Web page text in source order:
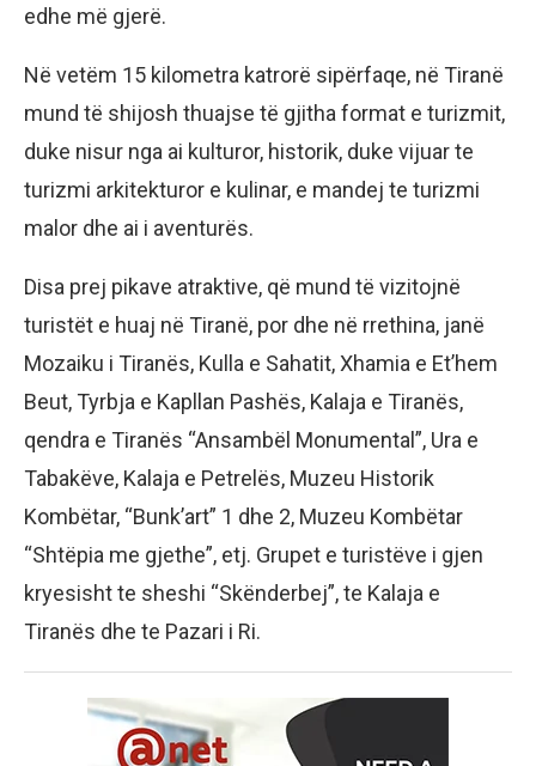
edhe më gjerë.
Në vetëm 15 kilometra katrorë sipërfaqe, në Tiranë
mund të shijosh thuajse të gjitha format e turizmit,
duke nisur nga ai kulturor, historik, duke vijuar te
turizmi arkitekturor e kulinar, e mandej te turizmi
malor dhe ai i aventurës.
Disa prej pikave atraktive, që mund të vizitojnë
turistët e huaj në Tiranë, por dhe në rrethina, janë
Mozaiku i Tiranës, Kulla e Sahatit, Xhamia e Et’hem
Beut, Tyrbja e Kapllan Pashës, Kalaja e Tiranës,
qendra e Tiranës “Ansambël Monumental”, Ura e
Tabakëve, Kalaja e Petrelës, Muzeu Historik
Kombëtar, “Bunk’art” 1 dhe 2, Muzeu Kombëtar
“Shtëpia me gjethe”, etj. Grupet e turistëve i gjen
kryesisht te sheshi “Skënderbej”, te Kalaja e
Tiranës dhe te Pazari i Ri.